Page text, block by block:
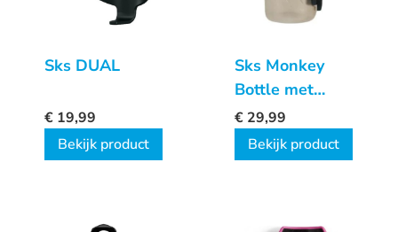
Sks DUAL
€ 19,99
Bekijk product
Sks Monkey
Bottle met
Houder
€ 29,99
Bekijk product